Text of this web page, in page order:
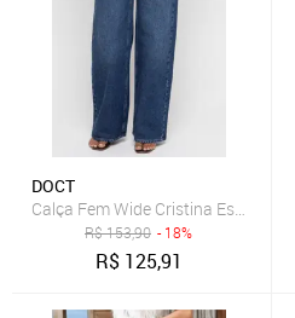
DOCT
Calça Fem Wide Cristina Escura
R$153,90 - 18%
R$ 125,91